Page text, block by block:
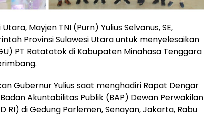
Mayjen TNI (Purn) Yulius Selvanus, SE,
Provinsi Sulawesi Utara untuk menyelesaikan
PT Ratatotok di Kabupaten Minahasa Tenggara
Gubernur Yulius saat menghadiri Rapat Dengar
Akuntabilitas Publik (BAP) Dewan Perwakilan
RI) di Gedung Parlemen, Senayan, Jakarta, Rabu